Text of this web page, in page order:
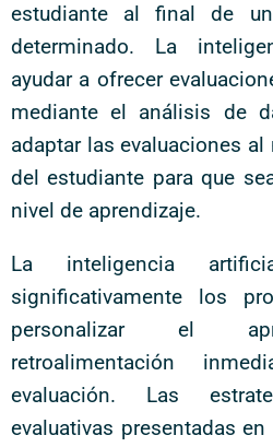
estudiante al final de
determinado. La
ayudar a ofrecer
mediante el análisis de
adaptar las evaluaciones
del estudiante para que
nivel de aprendizaje.
La inteligencia
significativamente los
personalizar el
retroalimentación
evaluación. Las
evaluativas presentadas